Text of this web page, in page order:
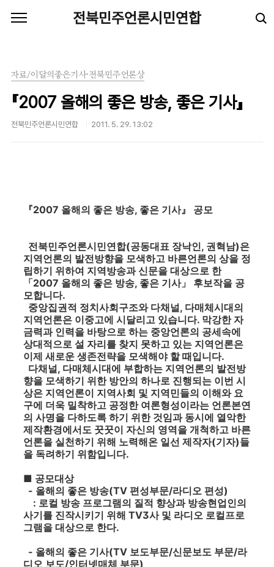
전북민주언론시민연합
자료/이달의좋은기사·전북민주언론상
『2007 올해의 좋은 방송, 좋은 기사』
전북민주언론시민연합 2011. 5. 29. 13:02
『2007 올해의 좋은 방송, 좋은 기사』 공모
전북민주언론시민연합(공동대표 장낙인, 권혁남)은
지역언론의 발전방향을 모색하고 바른언론의 상을 정
립하기 위하여 지역방송과 신문을 대상으로 한
「2007 올해의 좋은 방송, 좋은 기사」 후보작을 공
모합니다.
중앙집권적 정치사회구조와 다채널, 다매체시대의
지역언론은 이중고에 시달리고 있습니다. 막강한 자
금력과 인력을 바탕으로 하는 중앙언론의 공세속에
상대적으로 설 자리를 찾지 못하고 있는 지역언론은
이제 새로운 생존전략을 모색해야 할 때입니다.
다채널, 다매체시대에 부합하는 지역언론의 발전방
향을 모색하기 위한 방안의 하나로 진행되는 이번 시
상은 지역언론이 지역사회 및 지역민들의 이해와 요
구에 더욱 밀착하고 공정한 여론형성이라는 언론본연
의 사명을 다하도록 하기 위한 것임과 동시에 열악한
제작환경에서도 꿋꿋이 자신의 영역을 개척하고 바른
언론을 실천하기 위해 노력해온 일선 제작자(기자)들
을 독려하기 위함입니다.
■ 공모대상
- 올해의 좋은 방송(TV 편성부문/라디오 편성)
: 로컬 방송 프로그램의 질적 향상과 방송현업인의
사기를 진작시키기 위해 TV3사 및 라디오 로컬프로
그램을 대상으로 한다.
- 올해의 좋은 기사(TV 보도부문/신문보도 부문/라
디오 보도/인터넷매체 부문)